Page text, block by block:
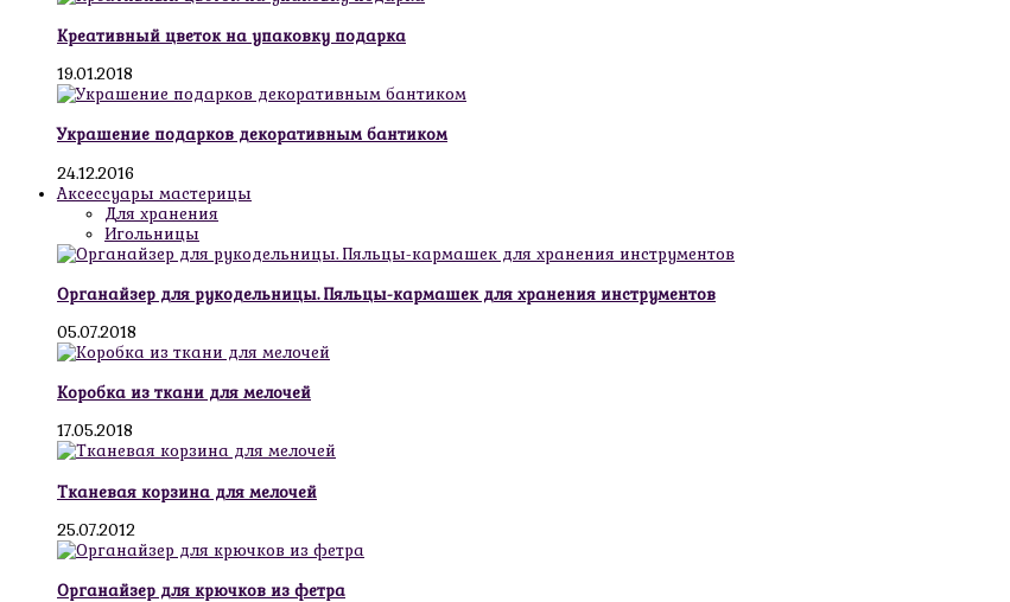
Креативный цветок на упаковку подарка
19.01.2018
Украшение подарков декоративным бантиком
24.12.2016
Аксессуары мастерицы
Для хранения
Игольницы
Органайзер для рукодельницы. Пяльцы-кармашек для хранения инструментов
05.07.2018
Коробка из ткани для мелочей
17.05.2018
Тканевая корзина для мелочей
25.07.2012
Органайзер для крючков из фетра